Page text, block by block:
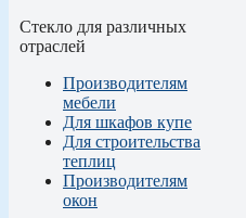
Стекло для различных
отраслей
Производителям
мебели
Для шкафов купе
Для строительства
теплиц
Производителям
окон